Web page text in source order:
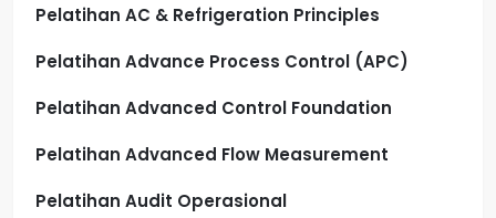
Pelatihan AC & Refrigeration Principles
Pelatihan Advance Process Control (APC)
Pelatihan Advanced Control Foundation
Pelatihan Advanced Flow Measurement
Pelatihan Audit Operasional